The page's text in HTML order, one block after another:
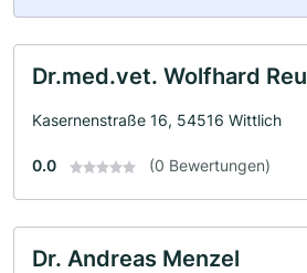
Dr.med.vet. Wolfhard
Kasernenstraße 16, 54516 Wittlich
0.0 (0 Bewertungen)
Dr. Andreas Menzel